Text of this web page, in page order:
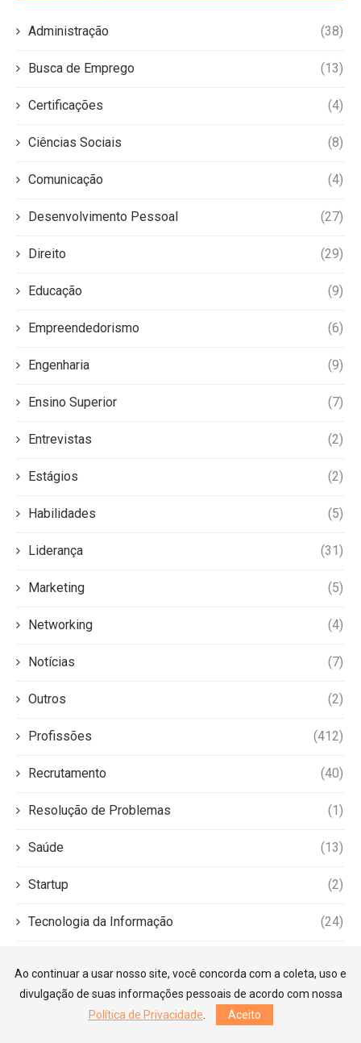
Administração (38)
Busca de Emprego (13)
Certificações (4)
Ciências Sociais (8)
Comunicação (4)
Desenvolvimento Pessoal (27)
Direito (29)
Educação (9)
Empreendedorismo (6)
Engenharia (9)
Ensino Superior (7)
Entrevistas (2)
Estágios (2)
Habilidades (5)
Liderança (31)
Marketing (5)
Networking (4)
Notícias (7)
Outros (2)
Profissões (412)
Recrutamento (40)
Resolução de Problemas (1)
Saúde (13)
Startup (2)
Tecnologia da Informação (24)
Ao continuar a usar nosso site, você concorda com a coleta, uso e
divulgação de suas informações pessoais de acordo com nossa
Política de Privacidade
Aceito